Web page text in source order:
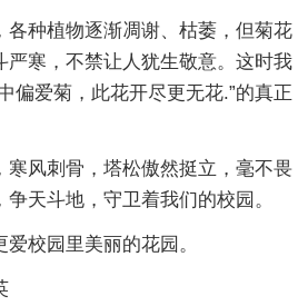
各种植物逐渐凋谢、枯萎，但菊花
严寒，不禁让人犹生敬意。这时我
偏爱菊，此花开尽更无花.”的真正
寒风刺骨，塔松傲然挺立，毫不畏
天斗地，守卫着我们的校园。
校园里美丽的花园。